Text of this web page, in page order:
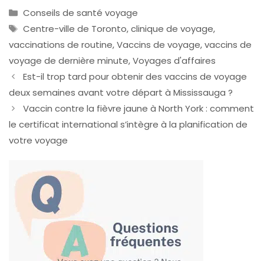
Catégories
Conseils de santé voyage
Étiquettes
Centre-ville de Toronto,clinique de voyage,
vaccinations de routine,Vaccins de voyage,vaccins de
voyage de dernière minute,Voyages d'affaires
Est-il trop tard pour obtenir des vaccins de voyage
deux semaines avant votre départ à Mississauga ?
Vaccin contre la fièvre jaune à North York : comment
le certificat international s’intègre à la planification de
votre voyage